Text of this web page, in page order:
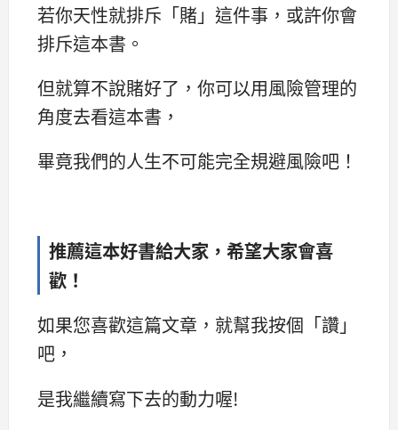
若你天性就排斥「賭」這件事，或許你會
排斥這本書。
但就算不說賭好了，你可以用風險管理的
角度去看這本書，
畢竟我們的人生不可能完全規避風險吧！
推薦這本好書給大家，希望大家會喜
歡！
如果您喜歡這篇文章，就幫我按個「讚」
吧，
是我繼續寫下去的動力喔!